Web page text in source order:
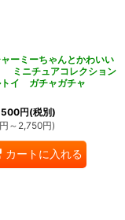
ーミーちゃんとかわいい
ミニチュアコレクション
イ ガチャガチャ
円(税別)
円 ～2,750円)
カートに入れる